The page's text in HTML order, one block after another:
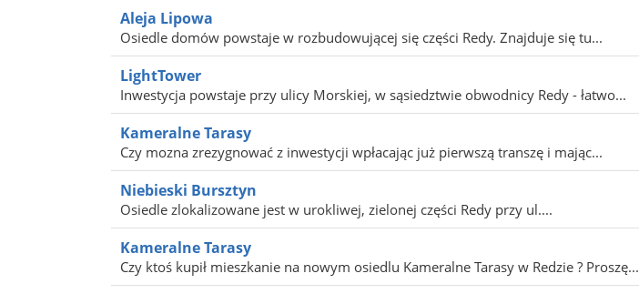
Aleja Lipowa
Osiedle domów powstaje w rozbudowującej się części Redy. Znajduje się tu...
LightTower
Inwestycja powstaje przy ulicy Morskiej, w sąsiedztwie obwodnicy Redy - łatwo...
Kameralne Tarasy
Czy mozna zrezygnować z inwestycji wpłacając już pierwszą transzę i mając...
Niebieski Bursztyn
Osiedle zlokalizowane jest w urokliwej, zielonej części Redy przy ul....
Kameralne Tarasy
Czy ktoś kupił mieszkanie na nowym osiedlu Kameralne Tarasy w Redzie ? Proszę...